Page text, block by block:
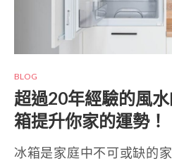
BLOG
超過20年經驗的風
箱提升你家的運勢！
冰箱是家庭中不可或缺的